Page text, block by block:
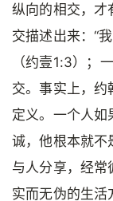
纵向的相交，才
交描述出来：“
（约壹1:3）；
交。事实上，约
定义。一个人如
诚，他根本就不
与人分享，经常
实而无伪的生活